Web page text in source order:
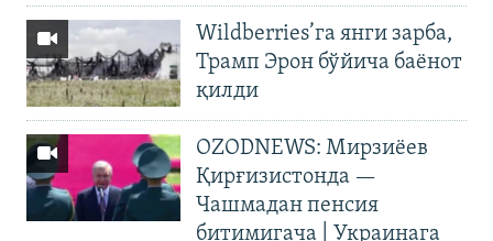
Wildberries’га янги зарба,
Трамп Эрон бўйича баёнот
қилди
OZODNEWS: Мирзиёев
Қирғизистонда —
Чашмадан пенсия
битимигача | Украинага